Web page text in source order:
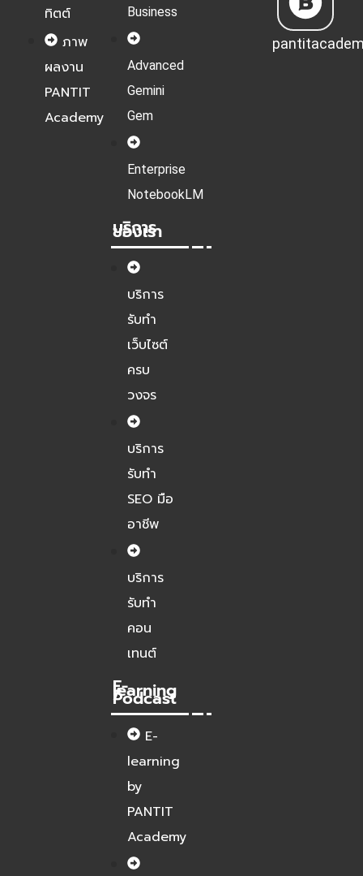
ทิตต์
ภาพ
ผลงาน
PANTIT
Academy
Business
Advanced
Gemini
Gem
Enterprise
NotebookLM
บริการ
ของเรา
บริการ
รับทำ
เว็บไซต์
ครบ
วงจร
บริการ
รับทำ
SEO มือ
อาชีพ
บริการ
รับทำ
คอน
เทนต์
E-
learning
/
Podcast
E-
learning
by
PANTIT
Academy